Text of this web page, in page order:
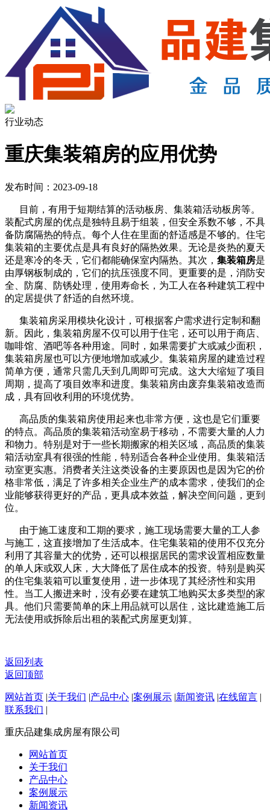
行业动态
重庆集装箱房的应用优势
发布时间：2023-09-18
目前，有用于短期结算的活动板房、集装箱活动板房等。
装配式房屋的优点是独特且易于组装，但安全系数不够，不具
备防腐隔热的特点。每个人住在里面的舒适感是不够的。住宅
集装箱的主要优点是具有良好的隔热效果。无论是炎热的夏天
还是寒冷的冬天，它们都能确保室内隔热。其次， 集装箱房是
由厚钢板制成的，它们的抗压强度不同。更重要的是，消防安
全、防腐、防锈处理，使用寿命长，为工人在各种建筑工程中
的定居提供了舒适的自然环境。
集装箱房采用模块化设计，可根据客户需求进行定制和翻
新。因此，集装箱房屋不仅可以用于住宅，还可以用于商店、
咖啡馆、酒吧等各种用途。同时，如果需要扩大或减少面积，
集装箱房屋也可以方便地增加或减少。集装箱房屋的建造过程
简单方便，通常只需几天到几周即可完成。这大大缩短了项目
周期，提高了项目效率和进度。集装箱房由废弃集装箱改造而
成，具有回收利用的环境优势。
高品质的集装箱房使用起来也非常方便，这也是它们重要
的特点。高品质的集装箱活动室易于移动，不需要大量的人力
和物力。特别是对于一些长期搬家的相关区域，高品质的集装
箱活动室具有很强的性能，特别适合各种企业使用。集装箱活
动室更实惠。消费者关注这类设备的主要原因也是因为它的价
格非常低，满足了许多相关企业生产的成本需求，使我们的企
业能够获得更好的产品，更具成本效益，解决空间问题，更到
位。
由于施工速度和工期的要求，施工现场需要大量的工人参
与施工，这直接增加了生活成本。住宅集装箱的使用不仅充分
利用了其容量大的优势，还可以根据居民的需求设置相应数量
的单人床或双人床，大大降低了居住成本的投资。特别是购买
的住宅集装箱可以重复使用，进一步体现了其经济性和实用
性。当工人搬进来时，没有必要在建筑工地购买太多类型的家
具。他们只需要简单的床上用品就可以居住，这比建造施工后
无法使用或拆除后出租的装配式房屋更划算。
返回列表
返回顶部
网站首页 |关于我们 |产品中心 |案例展示 |新闻资讯 |在线留言 |
联系我们 |
重庆品建集成房屋有限公司
网站首页
关于我们
产品中心
案例展示
新闻资讯